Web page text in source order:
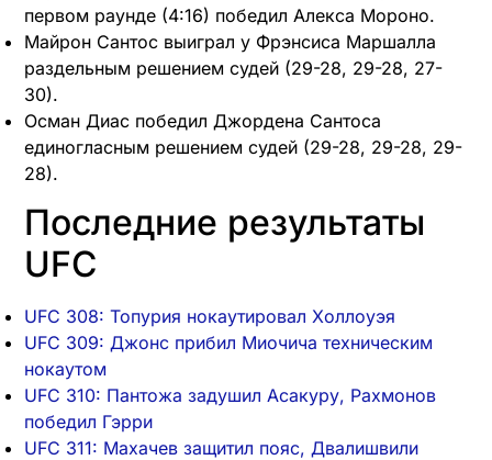
первом раунде (4:16) победил Алекса Мороно. ​
Майрон Сантос выиграл у Фрэнсиса Маршалла
раздельным решением судей (29-28, 29-28, 27-
30). ​
Осман Диас победил Джордена Сантоса
единогласным решением судей (29-28, 29-28, 29-
28). ​
Последние результаты
UFC
UFC 308: Топурия нокаутировал Холлоуэя
UFC 309: Джонс прибил Миочича техническим
нокаутом
UFC 310: Пантожа задушил Асакуру, Рахмонов
победил Гэрри
UFC 311: Махачев защитил пояс, Двалишвили